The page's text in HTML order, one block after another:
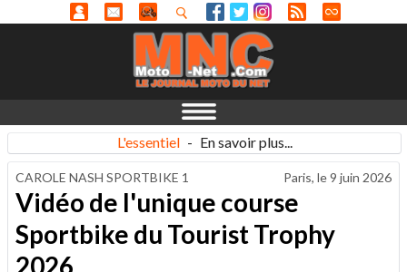
L'essentiel - En savoir plus...
CAROLE NASH SPORTBIKE 1 Paris, le9 juin 2026
Vidéo de l'unique course
Sportbike du Tourist Trophy
2026